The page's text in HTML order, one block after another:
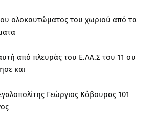
ολοκαυτώματος του χωριού από τα
από πλευράς του Ε.ΛΑ.Σ του 11 ου
και
Γεώργιος Κάβουρας 101